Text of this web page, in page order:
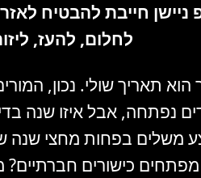
חייבת להבטיח
לחלום, להעז,
משלים בפחות מחצי שנה
מפתחים כישורים